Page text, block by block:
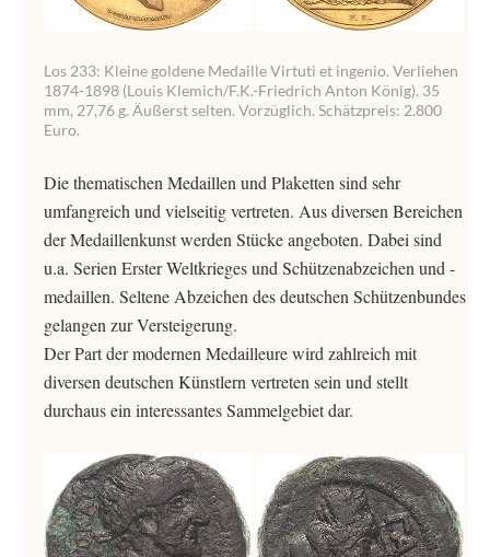
Los 233: Kleine goldene Medaille Virtuti et ingenio. Verliehen
1874-1898 (Louis Klemich/F.K.-Friedrich Anton König). 35
mm, 27,76 g. Äußerst selten. Vorzüglich. Schätzpreis: 2.800
Euro.
Die thematischen Medaillen und Plaketten sind sehr
umfangreich und vielseitig vertreten. Aus diversen Bereichen
der Medaillenkunst werden Stücke angeboten. Dabei sind
u.a. Serien Erster Weltkrieges und Schützenabzeichen und -
medaillen. Seltene Abzeichen des deutschen Schützenbundes
gelangen zur Versteigerung.
Der Part der modernen Medailleure wird zahlreich mit
diversen deutschen Künstlern vertreten sein und stellt
durchaus ein interessantes Sammelgebiet dar.